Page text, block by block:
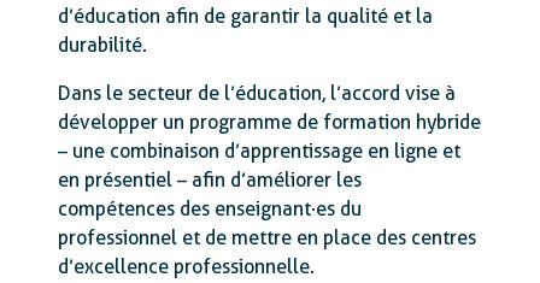
d’éducation afin de garantir la qualité et la
durabilité.
Dans le secteur de l’éducation, l’accord vise à
développer un programme de formation hybride
– une combinaison d’apprentissage en ligne et
en présentiel – afin d’améliorer les
compétences des enseignant·es du
professionnel et de mettre en place des centres
d’excellence professionnelle.